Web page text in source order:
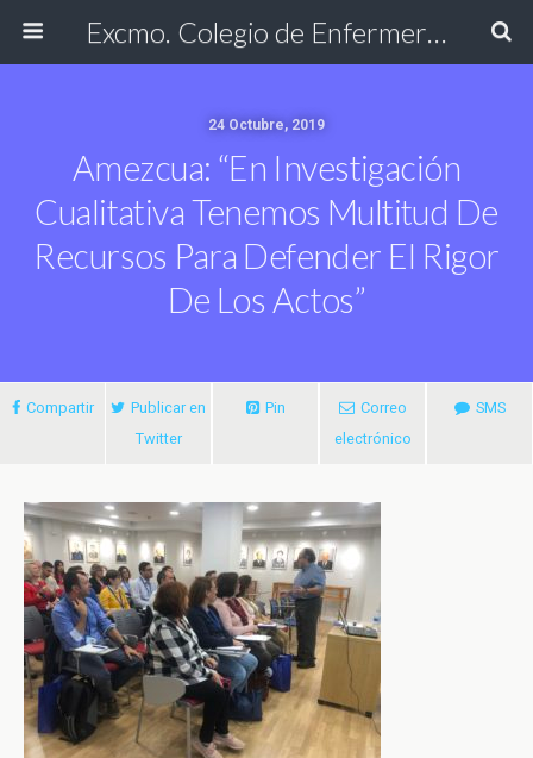
Excmo. Colegio de Enfermería de Cádiz
24 Octubre, 2019
Amezcua: “En Investigación
Cualitativa Tenemos Multitud De
Recursos Para Defender El Rigor
De Los Actos”
Compartir
Publicar en
Twitter
Pin
Correo
electrónico
SMS